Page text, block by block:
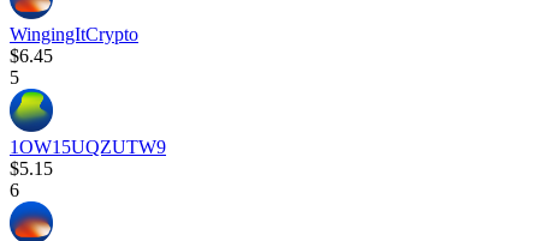
WingingItCrypto
$6.45
5
1OW15UQZUTW9
$5.15
6